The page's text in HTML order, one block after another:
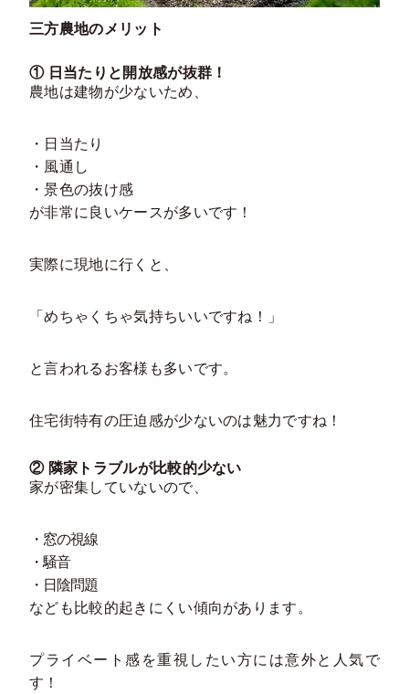
三方農地のメリット
① 日当たりと開放感が抜群！
農地は建物が少ないため、
・日当たり
・風通し
・景色の抜け感
が非常に良いケースが多いです！
実際に現地に行くと、
「めちゃくちゃ気持ちいいですね！」
と言われるお客様も多いです。
住宅街特有の圧迫感が少ないのは魅力ですね！
② 隣家トラブルが比較的少ない
家が密集していないので、
・窓の視線
・騒音
・日陰問題
なども比較的起きにくい傾向があります。
プライベート感を重視したい方には意外と人気で
す！